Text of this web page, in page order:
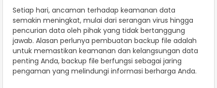
Setiap hari, ancaman terhadap keamanan data
semakin meningkat, mulai dari serangan virus hingga
pencurian data oleh pihak yang tidak bertanggung
jawab. Alasan perlunya pembuatan backup file adalah
untuk memastikan keamanan dan kelangsungan data
penting Anda, backup file berfungsi sebagai jaring
pengaman yang melindungi informasi berharga Anda.